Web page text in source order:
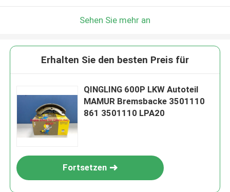
Sehen Sie mehr an
Erhalten Sie den besten Preis für
QINGLING 600P LKW Autoteil
MAMUR Bremsbacke 3501110
861 3501110 LPA20
Fortsetzen